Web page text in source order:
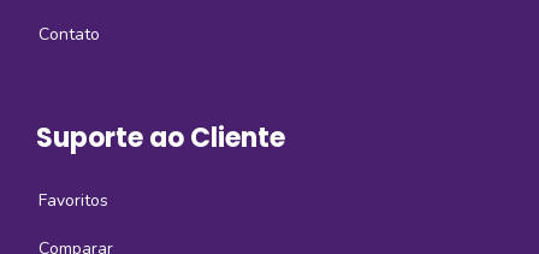
Contato
Suporte ao Cliente
Favoritos
Comparar